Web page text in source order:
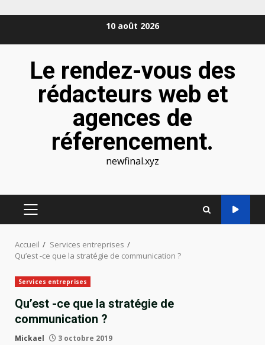
10 août 2026
Le rendez-vous des
rédacteurs web et
agences de
réferencement.
newfinal.xyz
MENU
Accueil
Services entreprises
Qu’est -ce que la stratégie de communication ?
Services entreprises
Qu’est -ce que la stratégie de
communication ?
Mickael 3 octobre 2019